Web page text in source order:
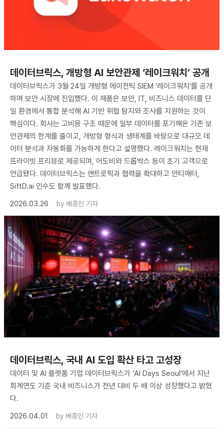
데이터브릭스, 개방형 AI 보안관제 ‘레이크워치’ 공개
데이터브릭스가 3월 24일 개방형 에이전틱 SIEM ‘레이크워치’를 공개
하며 보안 시장에 진입했다. 이 제품은 보안, IT, 비즈니스 데이터를 단
일 환경에서 통합 분석해 AI 기반 위협 탐지와 조사를 지원하는 것이
핵심이다. 회사는 고비용 구조 때문에 일부 데이터를 포기해온 기존 보
안관제의 한계를 줄이고, 개방형 형식과 생태계를 바탕으로 대규모 데
이터 분석과 자동화를 가능하게 한다고 설명했다. 레이크워치는 현재
프라이빗 프리뷰로 제공되며, 어도비와 드롭박스 등이 초기 고객으로
언급됐다. 데이터브릭스는 앤트로픽과 협력을 확대하고 안티매터,
SiftD.ai 인수도 함께 발표했다.
2026.03.26
by 배종인 기자
데이터브릭스, 국내 AI 도입 확산 타고 고성장
데이터 및 AI 플랫폼 기업 데이터브릭스가 ‘AI Days Seoul’에서 지난
회계연도 기준 국내 비즈니스가 전년 대비 두 배 이상 성장했다고 밝혔
다.
2026.04.01
by 배종인 기자